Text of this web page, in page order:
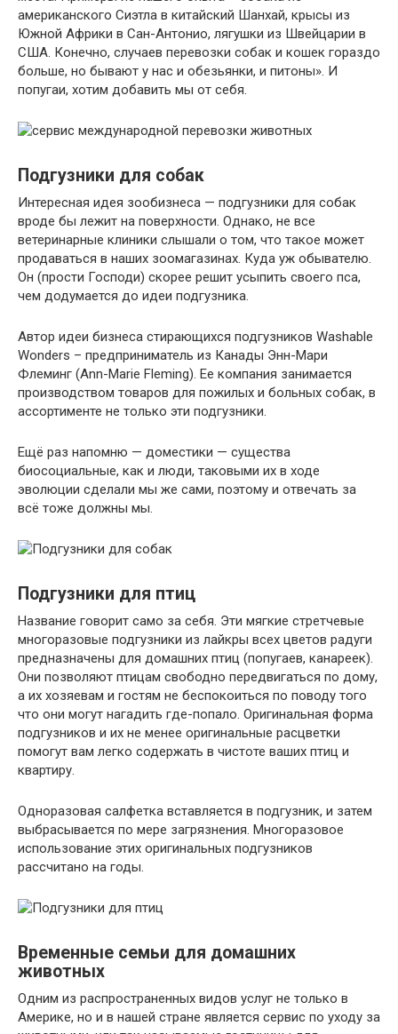
американского Сиэтла в китайский Шанхай, крысы из
Южной Африки в Сан-Антонио, лягушки из Швейцарии в
США. Конечно, случаев перевозки собак и кошек гораздо
больше, но бывают у нас и обезьянки, и питоны». И
попугаи, хотим добавить мы от себя.
Подгузники для собак
Интересная идея зообизнеса — подгузники для собак
вроде бы лежит на поверхности. Однако, не все
ветеринарные клиники слышали о том, что такое может
продаваться в наших зоомагазинах. Куда уж обывателю.
Он (прости Господи) скорее решит усыпить своего пса,
чем додумается до идеи подгузника.
Автор идеи бизнеса стирающихся подгузников Washable
Wonders – предприниматель из Канады Энн-Мари
Флеминг (Ann-Marie Fleming). Ее компания занимается
производством товаров для пожилых и больных собак, в
ассортименте не только эти подгузники.
Ещё раз напомню — доместики — существа
биосоциальные, как и люди, таковыми их в ходе
эволюции сделали мы же сами, поэтому и отвечать за
всё тоже должны мы.
Подгузники для птиц
Название говорит само за себя. Эти мягкие стретчевые
многоразовые подгузники из лайкры всех цветов радуги
предназначены для домашних птиц (попугаев, канареек).
Они позволяют птицам свободно передвигаться по дому,
а их хозяевам и гостям не беспокоиться по поводу того
что они могут нагадить где-попало. Оригинальная форма
подгузников и их не менее оригинальные расцветки
помогут вам легко содержать в чистоте ваших птиц и
квартиру.
Одноразовая салфетка вставляется в подгузник, и затем
выбрасывается по мере загрязнения. Многоразовое
использование этих оригинальных подгузников
рассчитано на годы.
Временные семьи для домашних
животных
Одним из распространенных видов услуг не только в
Америке, но и в нашей стране является сервис по уходу за